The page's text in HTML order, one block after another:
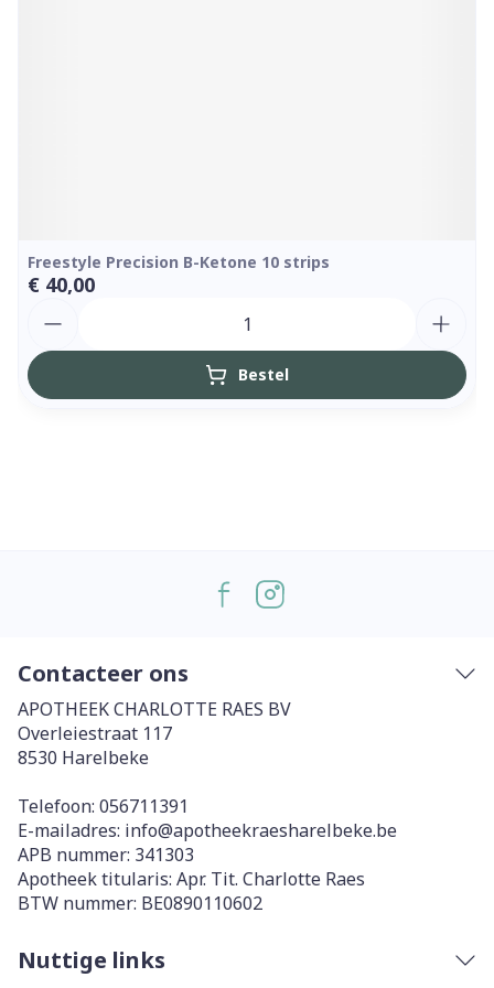
Freestyle Precision B-Ketone 10 strips
€ 40,00
Bestel
Contacteer ons
APOTHEEK CHARLOTTE RAES BV
Overleiestraat 117
8530 Harelbeke
Telefoon: 056711391
E-mailadres: info@apotheekraesharelbeke.be
APB nummer: 341303
Apotheek titularis: Apr. Tit. Charlotte Raes
BTW nummer: BE0890110602
Nuttige links